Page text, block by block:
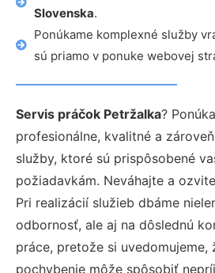
Slovenska.
Ponúkame komplexné služby
sú priamo v ponuke webovej
Servis práčok Petržalka?
profesionálne, kvalitné a
služby, ktoré sú prispôsobené
požiadavkám. Neváhajte a
Pri realizácií služieb dbáme
odbornosť, ale aj na dôslednú
práce, pretože si uvedomujeme,
pochybenie môže spôsobiť